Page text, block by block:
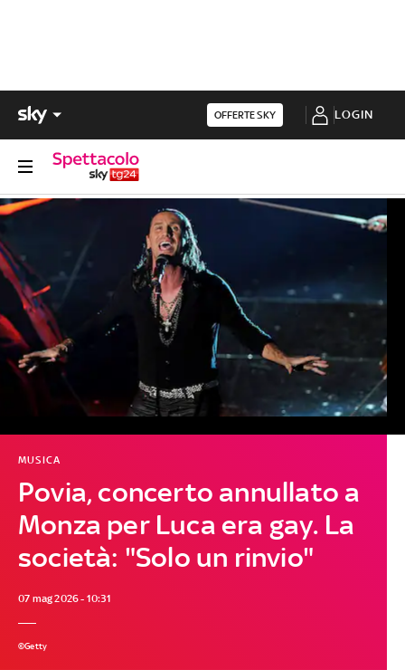
OFFERTE SKY LOGIN
Povia, concerto annullato a
Monza per Luca era gay. La
società: "Solo un rinvio"
MUSICA
07 mag 2026 - 10:31
©Getty